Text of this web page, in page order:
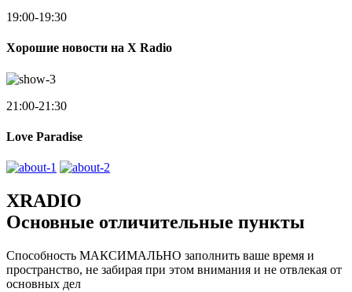
19:00-19:30
Хорошие новости на X Radio
21:00-21:30
Love Paradise
XRADIO
Основные отличительные пункты
Способность МАКСИМАЛЬНО заполнить ваше время и
пространство, не забирая при этом внимания и не отвлекая от
основных дел